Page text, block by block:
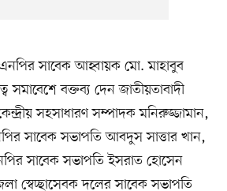
সাবেক আহ্বায়ক মো. মাহাবুব
সমাবেশে বক্তব্য দেন জাতীয়তাবাদী
সহসাধারণ সম্পাদক মনিরুজ্জামান,
সাবেক সভাপতি আবদুস সাত্তার খান,
সাবেক সভাপতি ইসরাত হোসেন
স্বেচ্ছাসেবক দলের সাবেক সভাপতি